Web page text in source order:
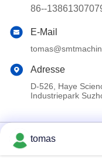
86--
E-Mail
Adresse
D-526, Haye
Industriepark
China gut Qualität
tomas